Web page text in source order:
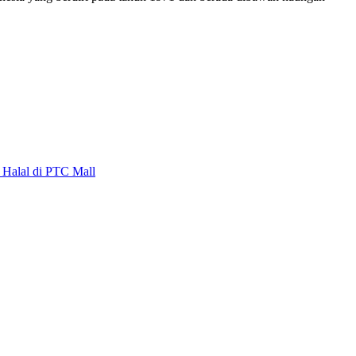
di PTC Mall